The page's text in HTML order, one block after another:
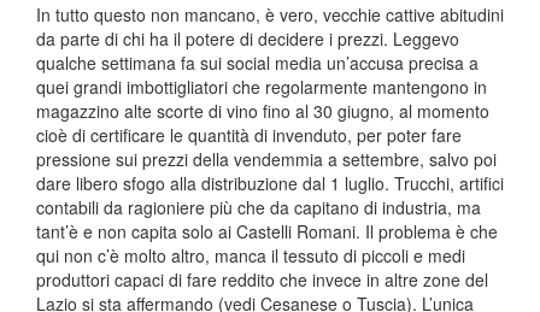
In tutto questo non mancano, è vero, vecchie cattive abitudini
da parte di chi ha il potere di decidere i prezzi. Leggevo
qualche settimana fa sui social media un’accusa precisa a
quei grandi imbottigliatori che regolarmente mantengono in
magazzino alte scorte di vino fino al 30 giugno, al momento
cioè di certificare le quantità di invenduto, per poter fare
pressione sui prezzi della vendemmia a settembre, salvo poi
dare libero sfogo alla distribuzione dal 1 luglio. Trucchi, artifici
contabili da ragioniere più che da capitano di industria, ma
tant’è e non capita solo ai Castelli Romani. Il problema è che
qui non c’è molto altro, manca il tessuto di piccoli e medi
produttori capaci di fare reddito che invece in altre zone del
Lazio si sta affermando (vedi Cesanese o Tuscia). L’unica